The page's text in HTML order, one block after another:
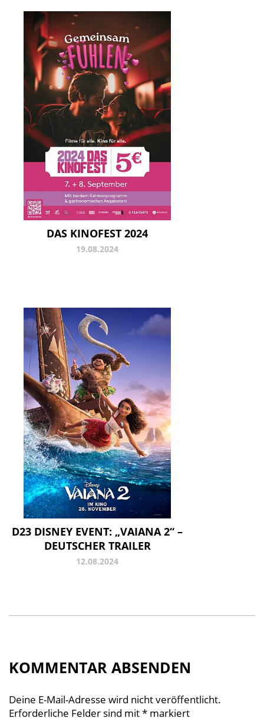
DAS KINOFEST 2024
19.08.2024
D23 DISNEY EVENT: „VAIANA 2“ –
DEUTSCHER TRAILER
12.08.2024
KOMMENTAR ABSENDEN
Deine E-Mail-Adresse wird nicht veröffentlicht.
Erforderliche Felder sind mit* markiert